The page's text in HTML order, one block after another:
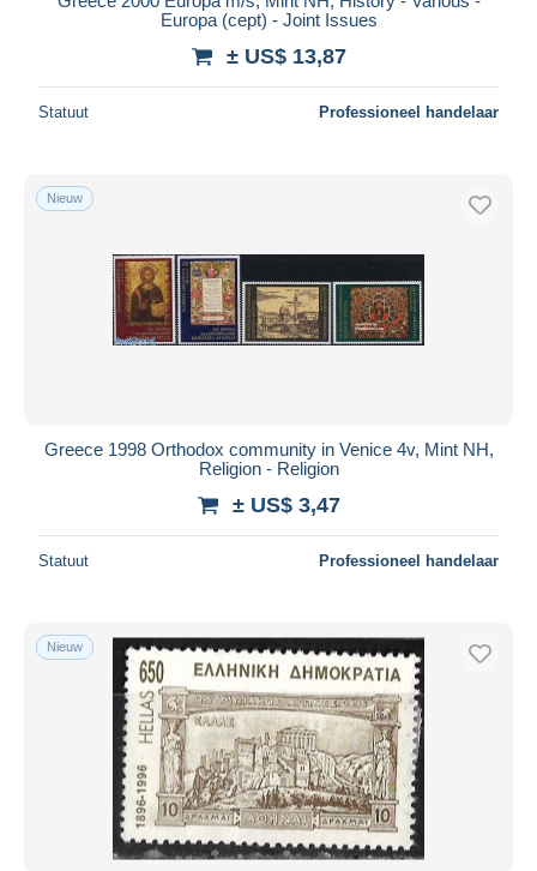
Europa (cept) - Joint Issues
± US$ 13,87
Statuut Professioneel handelaar
Nieuw
Greece 1998 Orthodox community in Venice 4v, Mint NH,
Religion - Religion
± US$ 3,47
Statuut Professioneel handelaar
Nieuw